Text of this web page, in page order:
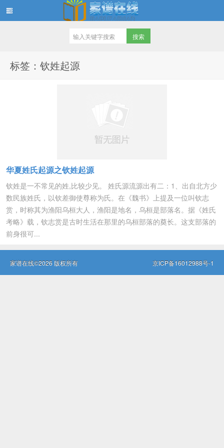
标签：钦姓起源
华夏姓氏起源之钦姓起源
钦姓是一不常见的姓,比较少见。 姓氏源流源出有二：1、出自北方少
数民族姓氏，以钦差御使尊称为氏。在《魏书》上提及一位叫钦志
赏，时称其为渔阳乌桓大人，渔阳是地名，乌桓是部落名。据《姓氏
考略》载，钦志赏是古时生活在那里的乌桓部落的奠长。这支部落的
前身很可...
家谱在线©2026 版权所有 京ICP备16012988号-1